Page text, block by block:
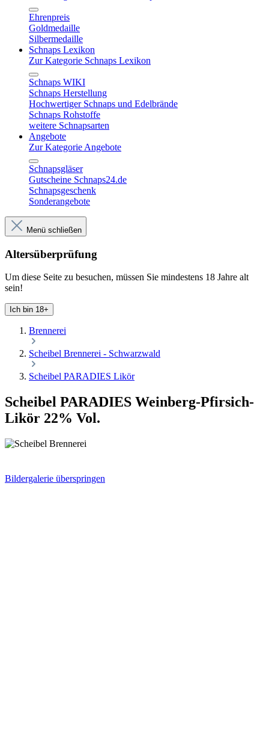
Ehrenpreis
Goldmedaille
Silbermedaille
Schnaps Lexikon
Zur Kategorie Schnaps Lexikon
Schnaps WIKI
Schnaps Herstellung
Hochwertiger Schnaps und Edelbrände
Schnaps Rohstoffe
weitere Schnapsarten
Angebote
Zur Kategorie Angebote
Schnapsgläser
Gutscheine Schnaps24.de
Schnapsgeschenk
Sonderangebote
Menü schließen
Altersüberprüfung
Um diese Seite zu besuchen, müssen Sie mindestens 18 Jahre alt
sein!
Ich bin 18+
Brennerei
Scheibel Brennerei - Schwarzwald
Scheibel PARADIES Likör
Scheibel PARADIES Weinberg-Pfirsich-
Likör 22% Vol.
Bildergalerie überspringen